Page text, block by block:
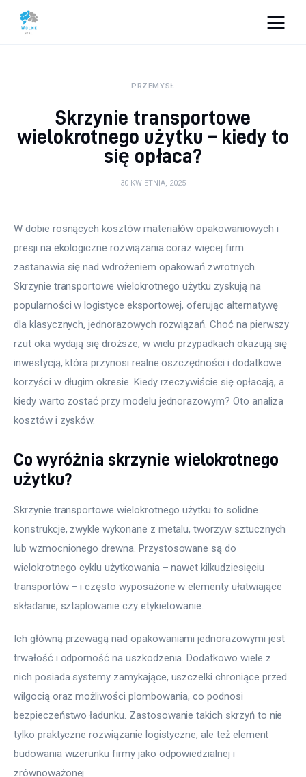
Biznes
Dom i ogród
Zdrowie
Więcej
PRZEMYSŁ
Skrzynie transportowe
wielokrotnego użytku – kiedy to
się opłaca?
30 KWIETNIA, 2025
W dobie rosnących kosztów materiałów opakowaniowych i
presji na ekologiczne rozwiązania coraz więcej firm
zastanawia się nad wdrożeniem opakowań zwrotnych.
Skrzynie transportowe wielokrotnego użytku zyskują na
popularności w logistyce eksportowej, oferując alternatywę
dla klasycznych, jednorazowych rozwiązań. Choć na pierwszy
rzut oka wydają się droższe, w wielu przypadkach okazują się
inwestycją, która przynosi realne oszczędności i dodatkowe
korzyści w długim okresie. Kiedy rzeczywiście się opłacają, a
kiedy warto zostać przy modelu jednorazowym? Oto analiza
kosztów i zysków.
Co wyróżnia skrzynie wielokrotnego
użytku?
Skrzynie transportowe wielokrotnego użytku to solidne
konstrukcje, zwykle wykonane z metalu, tworzyw sztucznych
lub wzmocnionego drewna. Przystosowane są do
wielokrotnego cyklu użytkowania – nawet kilkudziesięciu
transportów – i często wyposażone w elementy ułatwiające
składanie, sztaplowanie czy etykietowanie.
Ich główną przewagą nad opakowaniami jednorazowymi jest
trwałość i odporność na uszkodzenia. Dodatkowo wiele z
nich posiada systemy zamykające, uszczelki chroniące przed
wilgocią oraz możliwości plombowania, co podnosi
bezpieczeństwo ładunku. Zastosowanie takich skrzyń to nie
tylko praktyczne rozwiązanie logistyczne, ale też element
budowania wizerunku firmy jako odpowiedzialnej i
zrównoważonej.